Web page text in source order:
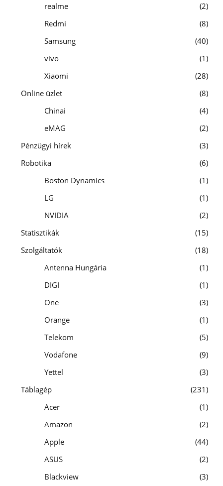
realme
2
Redmi
8
Samsung
40
vivo
1
Xiaomi
28
Online üzlet
8
Chinai
4
eMAG
2
Pénzügyi hírek
3
Robotika
6
Boston Dynamics
1
LG
1
NVIDIA
2
Statisztikák
15
Szolgáltatók
18
Antenna Hungária
1
DIGI
1
One
3
Orange
1
Telekom
5
Vodafone
9
Yettel
3
Táblagép
231
Acer
1
Amazon
2
Apple
44
ASUS
2
Blackview
3